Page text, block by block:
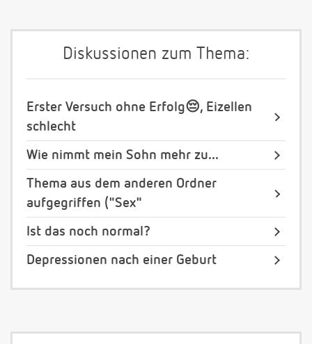
Diskussionen zum Thema:
Erster Versuch ohne Erfolg😔, Eizellen
schlecht
Wie nimmt mein Sohn mehr zu...
Thema aus dem anderen Ordner
aufgegriffen ("Sex"
Ist das noch normal?
Depressionen nach einer Geburt